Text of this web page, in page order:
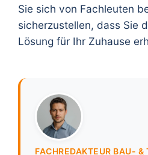
Sie sich von Fachleuten
sicherzustellen, dass Sie
Lösung für Ihr Zuhause
FACHREDAKTEUR BAU- &